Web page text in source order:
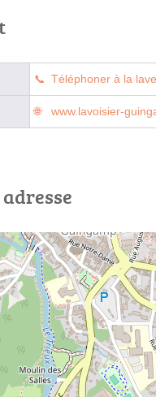
Téléphoner à la
www.lavoisier-